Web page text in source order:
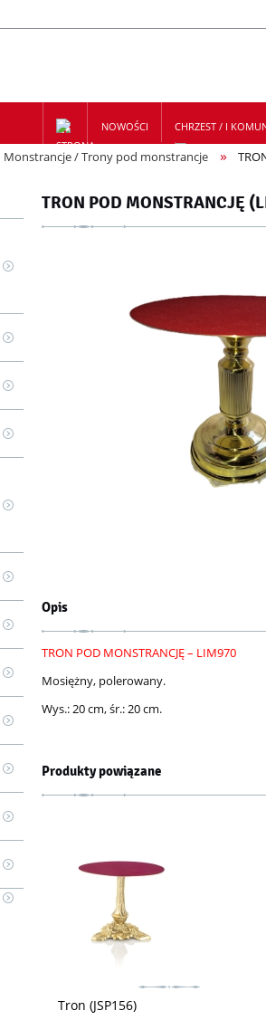
NOWOŚCI CHRZEST / I
ZAPIS NA NEWSLETTER
Monstrancje / Trony pod monstrancje »
TRON POD MONSTRANCJĘ
Opis
TRON POD MONSTRANCJĘ – LIM970
Mosiężny, polerowany.
Wys.: 20 cm, śr.: 20 cm.
Produkty powiązane
Tron (JSP156)